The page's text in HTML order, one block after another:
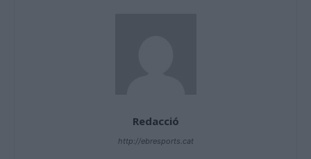
Redacció
http://ebresports.cat